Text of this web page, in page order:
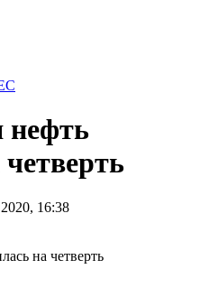
нефть
16:38